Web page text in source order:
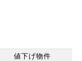
が登録されました。
値下げ物件